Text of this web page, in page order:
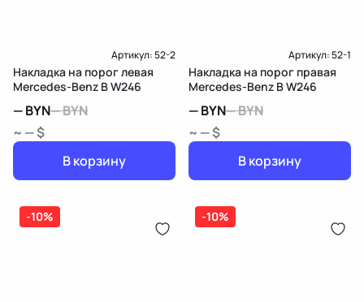
Артикул:52-2
Накладка на порог левая
Mercedes-Benz B W246
—BYN—BYN
~ — $
В корзину
Артикул:52-1
Накладка на порог правая
Mercedes-Benz B W246
—BYN—BYN
~ — $
В корзину
-10% -10%